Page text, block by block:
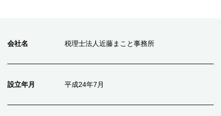
会社名 税理士法人近藤まこと事務所
設立年月 平成24年7月